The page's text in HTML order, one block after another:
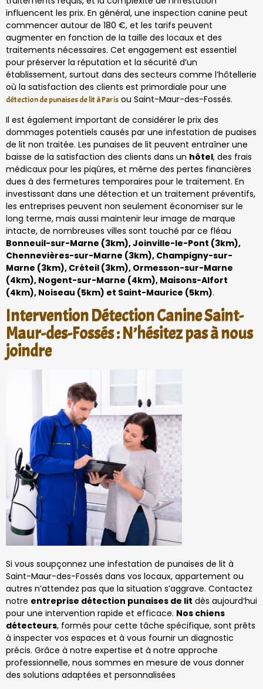
influencent les prix. En général, une inspection canine peut
commencer autour de 180 €, et les tarifs peuvent
augmenter en fonction de la taille des locaux et des
traitements nécessaires. Cet engagement est essentiel
pour préserver la réputation et la sécurité d’un
établissement, surtout dans des secteurs comme l’hôtellerie
où la satisfaction des clients est primordiale pour une
détection de punaises de lit à Paris ou Saint-Maur-des-Fossés.
Il est également important de considérer le prix des
dommages potentiels causés par une infestation de puaises
de lit non traitée. Les punaises de lit peuvent entraîner une
baisse de la satisfaction des clients dans un hôtel, des frais
médicaux pour les piqûres, et même des pertes financières
dues à des fermetures temporaires pour le traitement. En
investissant dans une détection et un traitement préventifs,
les entreprises peuvent non seulement économiser sur le
long terme, mais aussi maintenir leur image de marque
intacte, de nombreuses villes sont touché par ce fléau
Bonneuil-sur-Marne (3km), Joinville-le-Pont (3km),
Chennevières-sur-Marne (3km), Champigny-sur-
Marne (3km), Créteil (3km), Ormesson-sur-Marne
(4km), Nogent-sur-Marne (4km), Maisons-Alfort
(4km), Noiseau (5km) et Saint-Maurice (5km).
Intervention Détection Canine Saint-
Maur-des-Fossés : N’hésitez pas à nous
joindre
Si vous soupçonnez une infestation de punaises de lit à
Saint-Maur-des-Fossés dans vos locaux, appartement ou
autres n’attendez pas que la situation s’aggrave. Contactez
notre entreprise détection punaises de lit dès aujourd’hui
pour une intervention rapide et efficace. Nos chiens
détecteurs, formés pour cette tâche spécifique, sont prêts
à inspecter vos espaces et à vous fournir un diagnostic
précis. Grâce à notre expertise et à notre approche
professionnelle, nous sommes en mesure de vous donner
des solutions adaptées et personnalisées